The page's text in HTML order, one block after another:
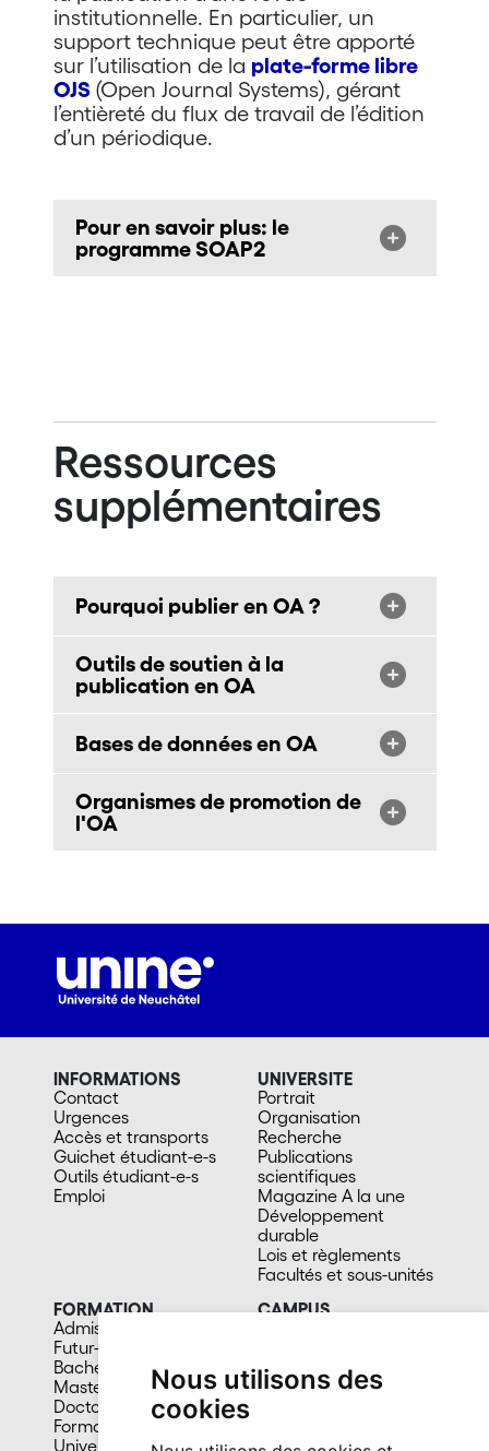
Nous utilisons des
cookies
institutionnelle. En particulier, un
support technique peut être apporté
sur l’utilisation de la plate-forme libre
OJS (Open Journal Systems), gérant
l’entièreté du flux de travail de l’édition
d’un périodique.
Pour en savoir plus: le
programme SOAP2
Ressources
supplémentaires
Pourquoi publier en OA ?
Outils de soutien à la
publication en OA
Bases de données en OA
Organismes de promotion de
l'OA
INFORMATIONS
Contact
Urgences
Accès et transports
Guichet étudiant-e-s
Outils étudiant-e-s
Emploi
UNIVERSITE
Portrait
Organisation
Recherche
Publications
scientifiques
Magazine A la une
Développement
durable
Lois et règlements
Facultés et sous-unités
FORMATION
Admission
Futur-e étudiant-e
Bachelors
Masters
Doctorat
Formation continue
Université du 3e âge
CAMPUS
Sports
Santé